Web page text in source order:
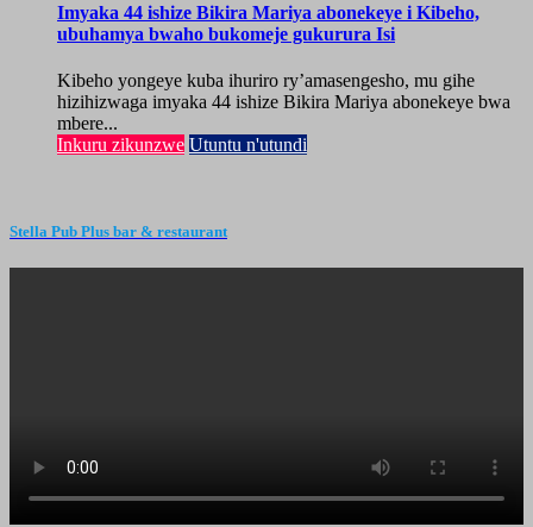
Imyaka 44 ishize Bikira Mariya abonekeye i Kibeho,
ubuhamya bwaho bukomeje gukurura Isi
Kibeho yongeye kuba ihuriro ry’amasengesho, mu gihe
hizihizwaga imyaka 44 ishize Bikira Mariya abonekeye bwa
mbere...
Inkuru zikunzwe Utuntu n'utundi
Stella Pub Plus bar & restaurant